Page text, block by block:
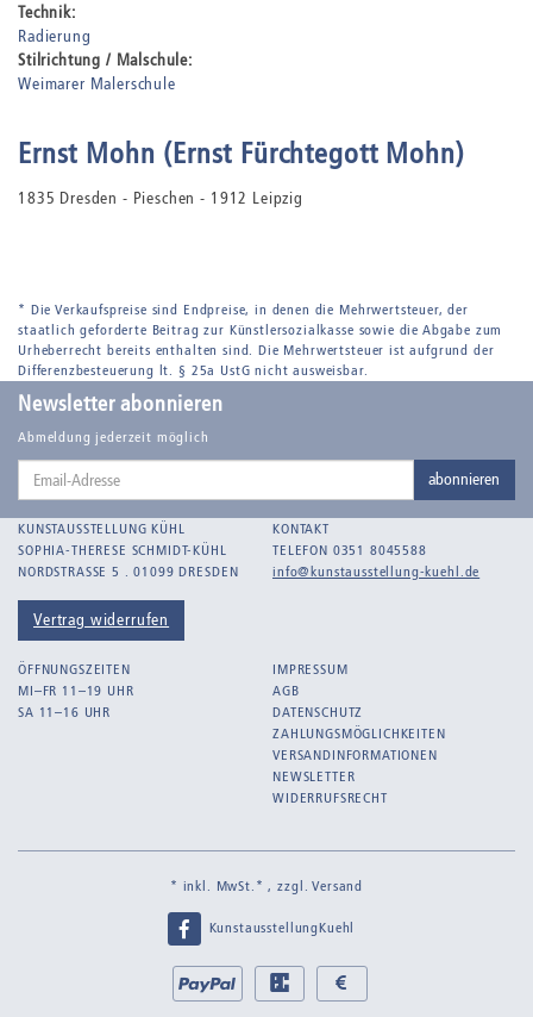
Technik:
Radierung
Stilrichtung / Malschule:
Weimarer Malerschule
Ernst Mohn (Ernst Fürchtegott Mohn)
1835 Dresden - Pieschen - 1912 Leipzig
* Die Verkaufspreise sind Endpreise, in denen die Mehrwertsteuer, der
staatlich geforderte Beitrag zur Künstlersozialkasse sowie die Abgabe zum
Urheberrecht bereits enthalten sind. Die Mehrwertsteuer ist aufgrund der
Differenzbesteuerung lt. § 25a UstG nicht ausweisbar.
Newsletter abonnieren
Abmeldung jederzeit möglich
Email-
abonnieren
KUNSTAUSSTELLUNG KÜHL
SOPHIA-THERESE SCHMIDT-KÜHL
NORDSTRASSE 5 . 01099 DRESDEN
Vertrag widerrufen
KONTAKT
TELEFON 0351 8045588
info@kunstausstellung-kuehl.de
ÖFFNUNGSZEITEN
MI–FR 11–19 UHR
SA 11–16 UHR
IMPRESSUM
AGB
DATENSCHUTZ
ZAHLUNGSMÖGLICHKEITEN
VERSANDINFORMATIONEN
NEWSLETTER
WIDERRUFSRECHT
* inkl. MwSt.* , zzgl.Versand
KunstausstellungKuehl
Bei
uns
PayPal
bei
bei